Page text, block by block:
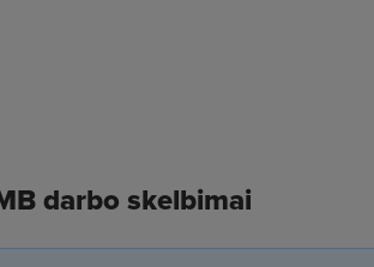
darbo skelbimai